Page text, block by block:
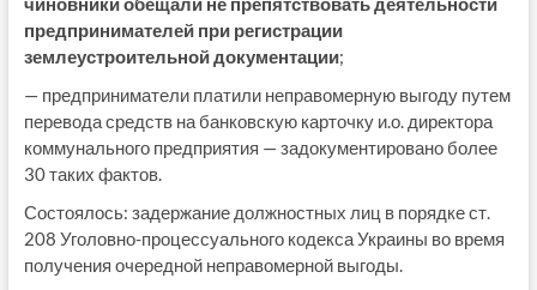
предпринимателей при регистрации
землеустроительной документации;
— предприниматели платили неправомерную выгоду путем
перевода средств на банковскую карточку и.о. директора
коммунального предприятия — задокументировано более
30 таких фактов.
Состоялось: задержание должностных лиц в порядке ст.
208 Уголовно-процессуального кодекса Украины во время
получения очередной неправомерной выгоды.